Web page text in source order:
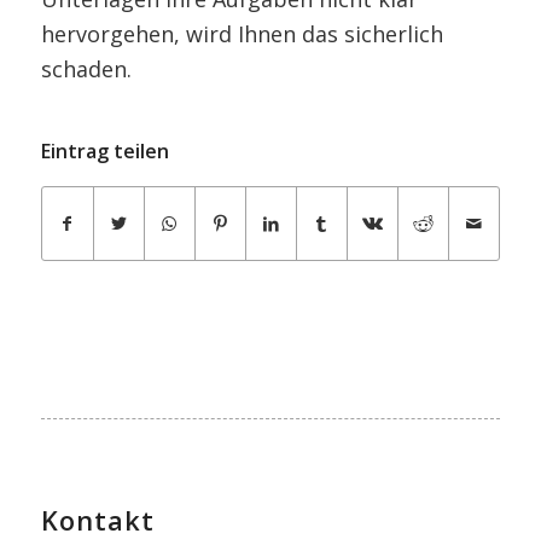
hervorgehen, wird Ihnen das sicherlich
schaden.
Eintrag teilen
Kontakt